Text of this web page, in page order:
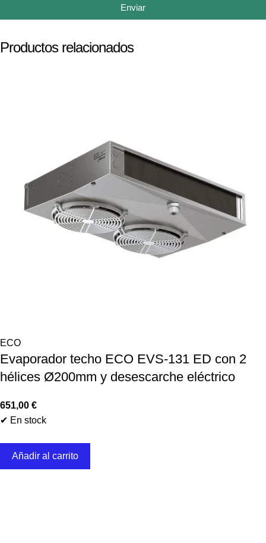
Enviar
Productos relacionados
ECO
Evaporador techo ECO EVS-131 ED con 2
hélices Ø200mm y desescarche eléctrico
651,00 €
✔ En stock
Añadir al carrito